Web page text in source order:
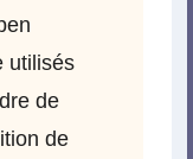
utilisés
de
de